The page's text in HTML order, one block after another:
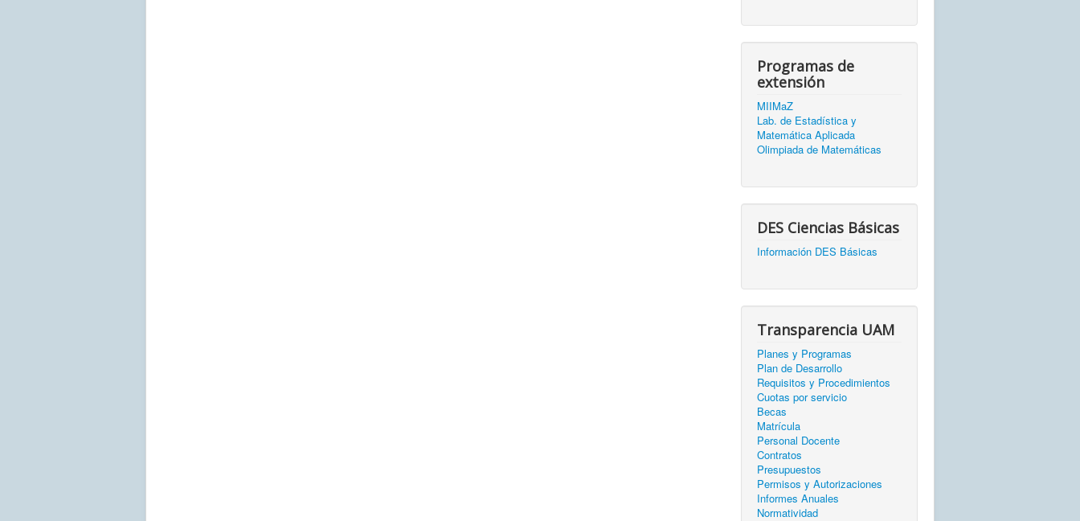
Programas de
extensión
MIIMaZ
Lab. de Estadística y
Matemática Aplicada
Olimpiada de Matemáticas
DES Ciencias Básicas
Información DES Básicas
Transparencia UAM
Planes y Programas
Plan de Desarrollo
Requisitos y Procedimientos
Cuotas por servicio
Becas
Matrícula
Personal Docente
Contratos
Presupuestos
Permisos y Autorizaciones
Informes Anuales
Normatividad